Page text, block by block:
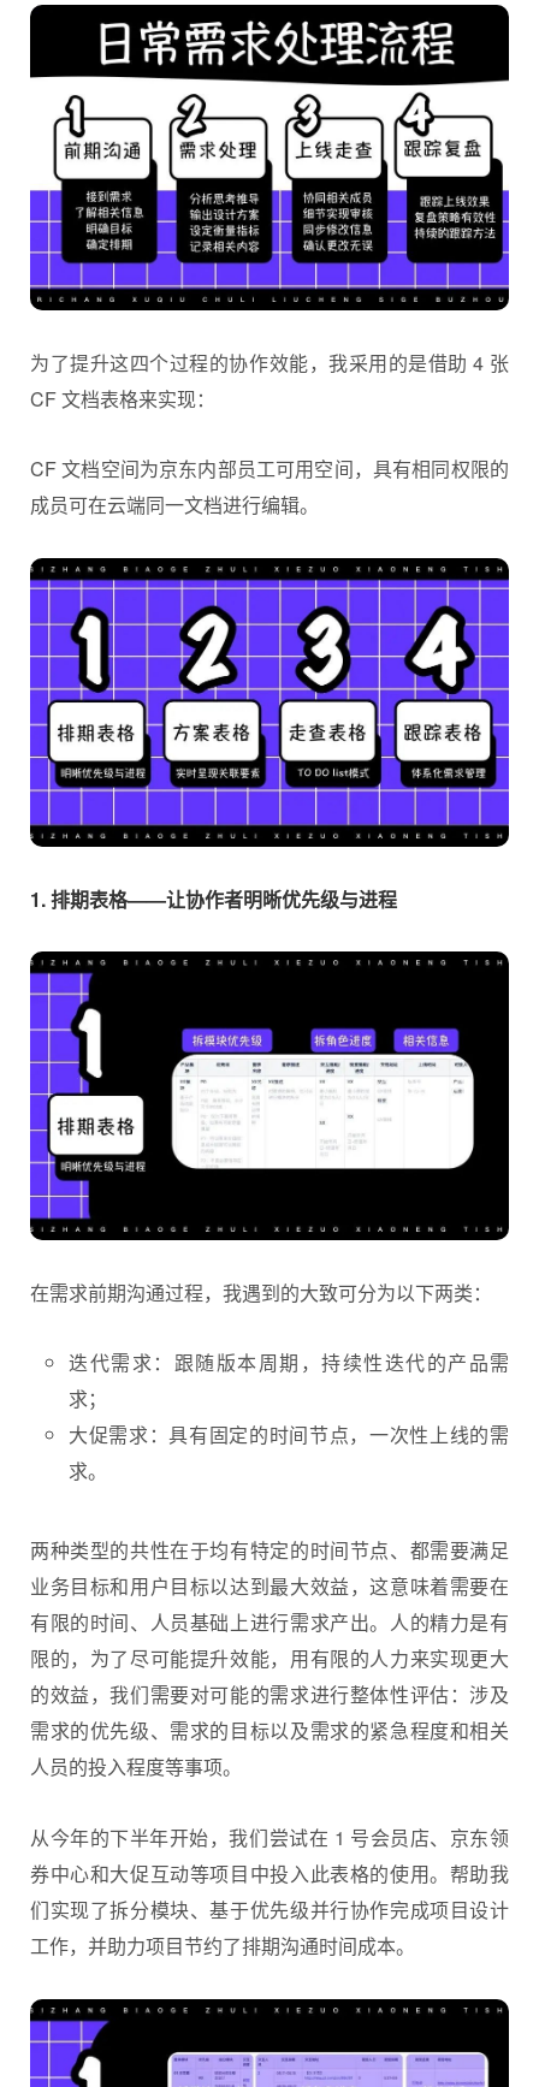
为了提升这四个过程的协作效能，我采用的是借助 4 张
CF 文档表格来实现：
CF 文档空间为京东内部员工可用空间，具有相同权限的
成员可在云端同一文档进行编辑。
1. 排期表格——让协作者明晰优先级与进程
在需求前期沟通过程，我遇到的大致可分为以下两类：
迭代需求：跟随版本周期，持续性迭代的产品需
求；
大促需求：具有固定的时间节点，一次性上线的需
求。
两种类型的共性在于均有特定的时间节点、都需要满足
业务目标和用户目标以达到最大效益，这意味着需要在
有限的时间、人员基础上进行需求产出。人的精力是有
限的，为了尽可能提升效能，用有限的人力来实现更大
的效益，我们需要对可能的需求进行整体性评估：涉及
需求的优先级、需求的目标以及需求的紧急程度和相关
人员的投入程度等事项。
从今年的下半年开始，我们尝试在 1 号会员店、京东领
券中心和大促互动等项目中投入此表格的使用。帮助我
们实现了拆分模块、基于优先级并行协作完成项目设计
工作，并助力项目节约了排期沟通时间成本。